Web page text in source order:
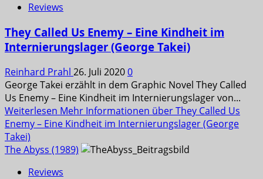
Reviews
They Called Us Enemy – Eine Kindheit im
Internierungslager (George Takei)
Reinhard Prahl 26. Juli 20200
George Takei erzählt in dem Graphic Novel They Called
Us Enemy – Eine Kindheit im Internierungslager von...
Weiterlesen Mehr Informationen über They Called Us
Enemy – Eine Kindheit im Internierungslager (George
Takei)
The Abyss (1989)
Reviews